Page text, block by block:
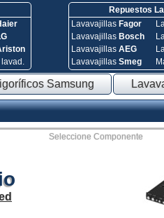
lavad.
Repuestos
Lavavajillas Fagor
Lavavajillas Bosch
Lavavajillas AEG
Lavavajillas Smeg
Samsung
Seleccione Componente